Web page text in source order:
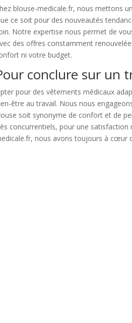
blouse-medicale.fr, nous mettons
ce soit pour des nouveautés
Notre expertise nous permet de
des offres constamment
ni votre budget.
conclure sur un
pour des vêtements médicaux
être au travail. Nous nous
soit synonyme de confort et de
concurrentiels, pour une
nous avons toujours à cœur